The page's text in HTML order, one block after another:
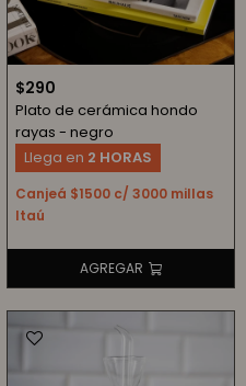
$290
Plato de cerámica hondo
rayas - negro
Canjeá $1500 c/ 3000 millas
Itaú
Llega en 2 HORAS